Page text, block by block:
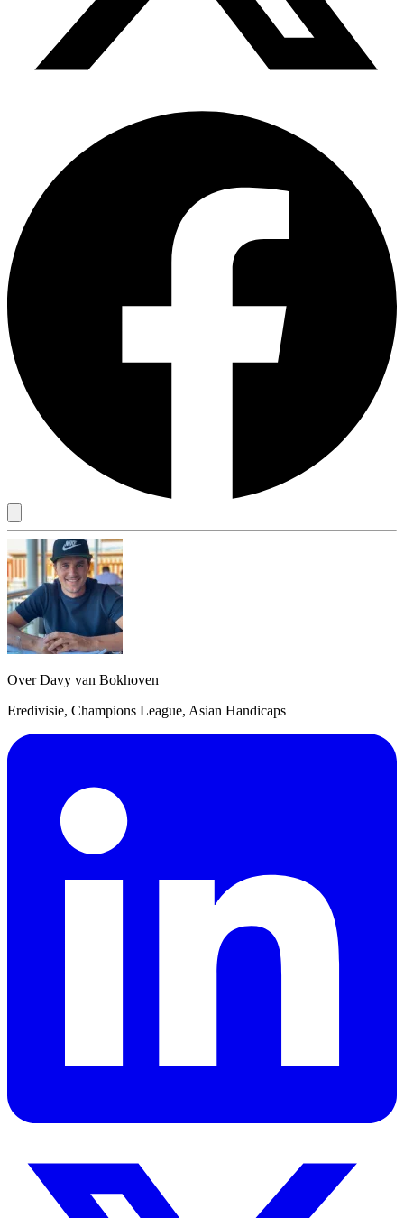
Over Davy van Bokhoven
Eredivisie, Champions League, Asian Handicaps